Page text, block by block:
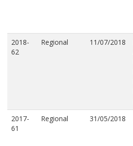
2018-
62
Regional 11/07/2018
2017-
61
Regional 31/05/2018